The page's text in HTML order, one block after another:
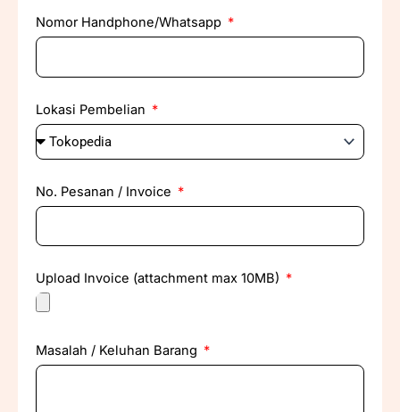
Nomor Handphone/Whatsapp
Lokasi Pembelian
No. Pesanan / Invoice
Upload Invoice (attachment max 10MB)
Masalah / Keluhan Barang